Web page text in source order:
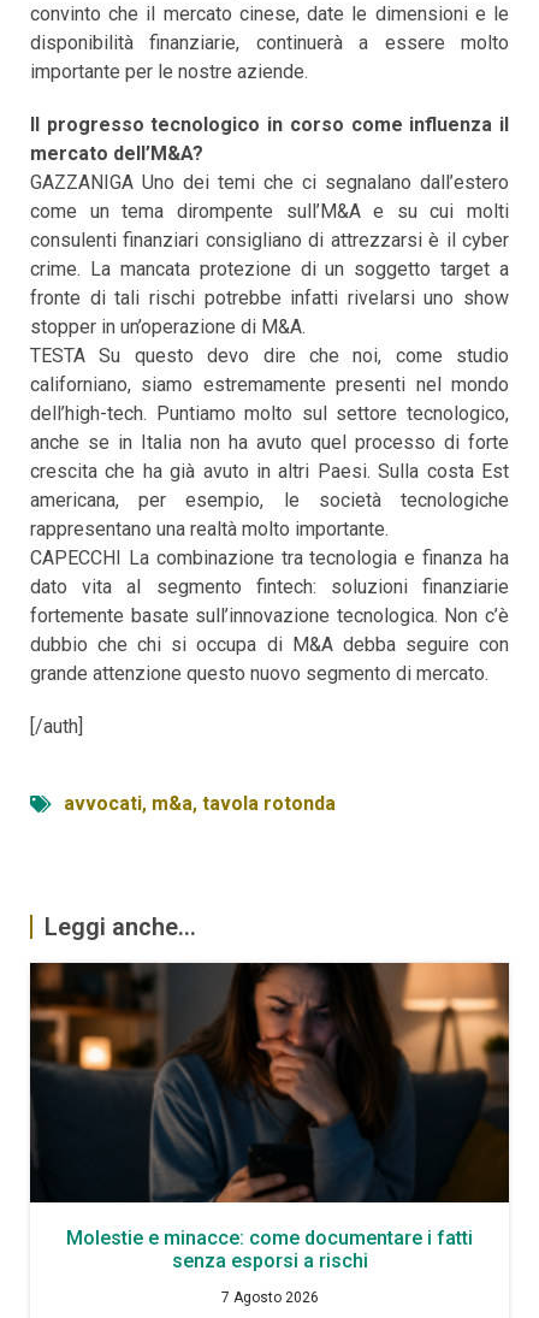
convinto che il mercato cinese, date le dimensioni e le
disponibilità finanziarie, continuerà a essere molto
importante per le nostre aziende.
Il progresso tecnologico in corso come influenza il
mercato dell’M&A?
GAZZANIGA Uno dei temi che ci segnalano dall’estero
come un tema dirompente sull’M&A e su cui molti
consulenti finanziari consigliano di attrezzarsi è il cyber
crime. La mancata protezione di un soggetto target a
fronte di tali rischi potrebbe infatti rivelarsi uno show
stopper in un’operazione di M&A.
TESTA Su questo devo dire che noi, come studio
californiano, siamo estremamente presenti nel mondo
dell’high-tech. Puntiamo molto sul settore tecnologico,
anche se in Italia non ha avuto quel processo di forte
crescita che ha già avuto in altri Paesi. Sulla costa Est
americana, per esempio, le società tecnologiche
rappresentano una realtà molto importante.
CAPECCHI La combinazione tra tecnologia e finanza ha
dato vita al segmento fintech: soluzioni finanziarie
fortemente basate sull’innovazione tecnologica. Non c’è
dubbio che chi si occupa di M&A debba seguire con
grande attenzione questo nuovo segmento di mercato.
[/auth]
avvocati, m&a, tavola rotonda
Leggi anche...
Molestie e minacce: come documentare i fatti
senza esporsi a rischi
7 Agosto 2026